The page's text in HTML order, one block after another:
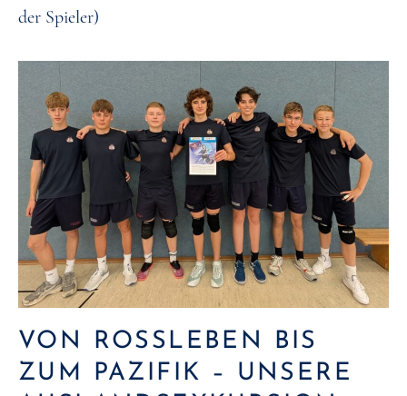
der Spieler)
VON ROSSLEBEN BIS Z
UM PAZIFIK – UNSERE A